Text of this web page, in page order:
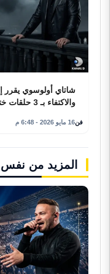
شاتاي أولوسوي يقرر
والاكتفاء بـ 3 حلقات ختامية
فن16 مايو 2026 - 6:48 م
المزيد من